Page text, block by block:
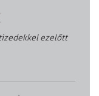
ezelőtt